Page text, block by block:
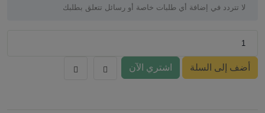
أضف إلى السلة اشتري الآن